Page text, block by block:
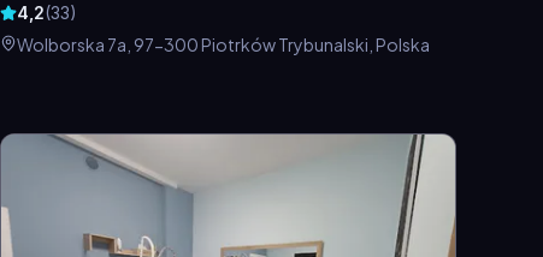
4,2(33)
Wolborska 7a, 97-300 Piotrków Trybunalski, Polska